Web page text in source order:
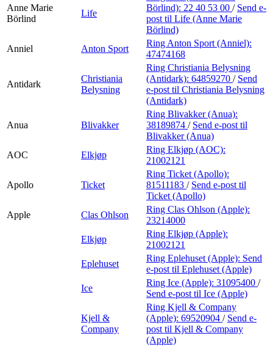
Anne Marie
Börlind
Life
Börlind): 22 40 53 00 / Send e-
post til Life (Anne Marie
Börlind)
Anniel
Anton Sport
Ring Anton Sport (Anniel):
47474168
Antidark
Christiania
Belysning
Ring Christiania Belysning
(Antidark): 64859270 / Send
e-post til Christiania Belysning
(Antidark)
Anua Blivakker
Ring Blivakker (Anua):
38189874 / Send e-post til
Blivakker (Anua)
AOC
Elkjøp
Ring Elkjøp (AOC):
21002121
Apollo Ticket
Ring Ticket (Apollo):
81511183 / Send e-post til
Ticket (Apollo)
Apple
Clas Ohlson
Ring Clas Ohlson (Apple):
23214000
Elkjøp
Ring Elkjøp (Apple):
21002121
Eplehuset
Ring Eplehuset (Apple): Send
e-post til Eplehuset (Apple)
Ice
Ring Ice (Apple): 31095400 /
Send e-post til Ice (Apple)
Kjell &
Company
Ring Kjell & Company
(Apple): 69520904 / Send e-
post til Kjell & Company
(Apple)